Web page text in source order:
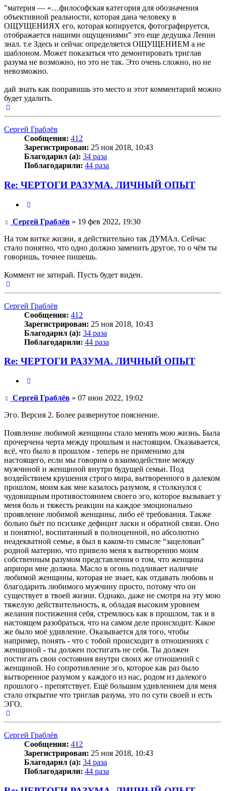
"материя — «…философская категория для обозначения
объективной реальности, которая дана человеку в
ОЩУЩЕНИЯХ его, которая копируется, фотографируется,
отображается нашими ощущениями" это еще дедушка Ленин
знал. т.е Здесь и сейчас определяется ОЩУЩЕНИЕМ а не
шаблоном. Может показаться что демонтировать триглав
разума не возможно, но это не так. Это очень сложно, но не
невозможно.
дай знать как поправишь это место и этот комментарий можно
будет удалить.
к
началу
Сергей Граблёв
Сообщения: 412
Зарегистрирован: 25 ноя 2018, 10:43
Благодарил (а): 34 раза
Поблагодарили: 44 раза
Re: ЧЕРТОГИ РАЗУМА. ЛИЧНЫЙ ОПЫТ
Сообщение
Сергей Граблёв» 19 фев 2022, 19:30
На том витке жизни, я действительно так ДУМАл. Сейчас
стало понятно, что одно должно заменить другое, то о чём ты
говоришь, точнее пишешь.
Коммент не затирай. Пусть будет виден.
к
началу
Сергей Граблёв
Сообщения: 412
Зарегистрирован: 25 ноя 2018, 10:43
Благодарил (а): 34 раза
Поблагодарили: 44 раза
Re: ЧЕРТОГИ РАЗУМА. ЛИЧНЫЙ ОПЫТ
Сообщение
Сергей Граблёв» 07 июн 2022, 19:02
Эго. Версия 2. Более развернутое пояснение.
Появление любимой женщины стало менять мою жизнь. Была
прочерчена черта между прошлым и настоящим. Оказывается,
всё, что было в прошлом - теперь не применимо для
настоящего, если мы говорим о взаимодействие между
мужчиной и женщиной внутри будущей семьи. Под
воздействием крушения строго мира, вытворенного в далеком
прошлом, моим как мне казалось разумом, я столкнулся с
чудовищным противостоянием своего эго, которое вызывает у
меня боль и тяжесть реакции на каждое эмоционально
проявление любимой женщины, либо её требования. Также
больно бьёт по психике дефицит ласки и обратной связи. Оно
и понятно!, воспитанный в полноценной, но абсолютно
неадекватной семье, я был в каком-то смысле “зацелован”
родной материю, что привело меня к вытворению моим
собственным разумом представления о том, что женщина
априори мне должна. Масло в огонь подливает наличие
любимой женщины, которая не знает, как отдавать любовь и
благодарить любимого мужчину просто, потому что он
существует в твоей жизни. Однако, даже не смотря на эту мою
тяжелую действительность, я, обладая высоким уровнем
желания постижения себя, стремлюсь как в прошлом, так и в
настоящем разобраться, что на самом деле происходит. Какое
же было моё удивление. Оказывается для того, чтобы
например, понять - что с тобой происходит в отношениях с
женщиной - ты должен постигать не себя. Ты должен
постигать свои состояния внутри своих же отношений с
женщиной. Но сопротивление эго, которое как раз было
вытворенное разумом у каждого из нас, родом из далекого
прошлого - препятствует. Ещё большим удивлением для меня
стало открытие что триглав разума, это по сути своей и есть
ЭГО.
к
началу
Сергей Граблёв
Сообщения: 412
Зарегистрирован: 25 ноя 2018, 10:43
Благодарил (а): 34 раза
Поблагодарили: 44 раза